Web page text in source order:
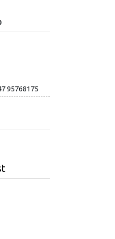
95768175